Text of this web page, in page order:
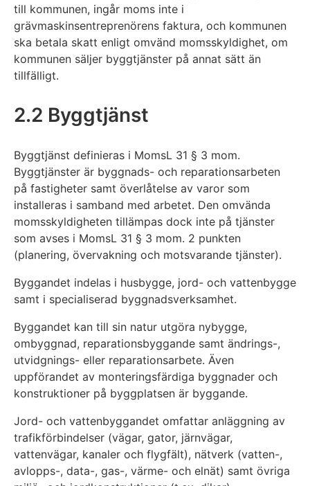
till kommunen, ingår moms inte i
grävmaskinsentreprenörens faktura, och kommunen
ska betala skatt enligt omvänd momsskyldighet, om
kommunen säljer byggtjänster på annat sätt än
tillfälligt.
2.2 Byggtjänst
Byggtjänst definieras i MomsL 31 § 3 mom.
Byggtjänster är byggnads- och reparationsarbeten
på fastigheter samt överlåtelse av varor som
installeras i samband med arbetet. Den omvända
momsskyldigheten tillämpas dock inte på tjänster
som avses i MomsL 31 § 3 mom. 2 punkten
(planering, övervakning och motsvarande tjänster).
Byggandet indelas i husbygge, jord- och vattenbygge
samt i specialiserad byggnadsverksamhet.
Byggandet kan till sin natur utgöra nybygge,
ombyggnad, reparationsbyggande samt ändrings-,
utvidgnings- eller reparationsarbete. Även
uppförandet av monteringsfärdiga byggnader och
konstruktioner på byggplatsen är byggande.
Jord- och vattenbyggandet omfattar anläggning av
trafikförbindelser (vägar, gator, järnvägar,
vattenvägar, kanaler och flygfält), nätverk (vatten-,
avlopps-, data-, gas-, värme- och elnät) samt övriga